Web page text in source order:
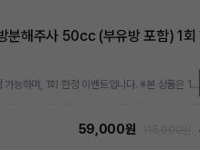
분해주사 50cc (부유방 포함) 1회
*이벤트 기간 : ~2026.08.31까지 *이벤트 기간 내 신청 가능하며, 1회 한정 이벤트입니다. ※본 상품은 1회 한정가 상품으로, 최초 1회에 한해 특별가로 결제 가능합니다. 이후 추가 구매 시에는 상시 정상가 또는 상시 이벤트가가 적용됩니다.
59,000원